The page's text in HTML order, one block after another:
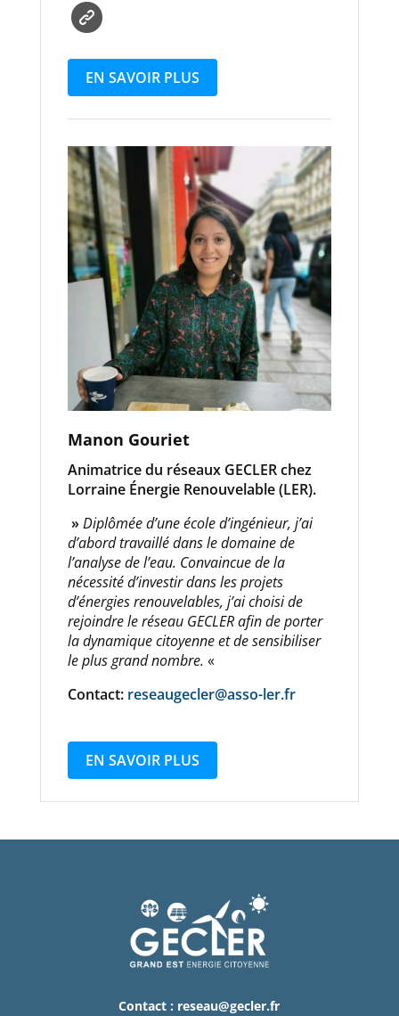
EN SAVOIR PLUS
Manon Gouriet
Animatrice du réseaux GECLER chez
Lorraine Énergie Renouvelable (LER).
»Diplômée d’une école d’ingénieur, j’ai
d’abord travaillé dans le domaine de
l’analyse de l’eau. Convaincue de la
nécessité d’investir dans les projets
d’énergies renouvelables, j’ai choisi de
rejoindre le réseau GECLER afin de porter
la dynamique citoyenne et de sensibiliser
le plus grand nombre. «
Contact: reseaugecler@asso-ler.fr
EN SAVOIR PLUS
Contact : reseau@gecler.fr